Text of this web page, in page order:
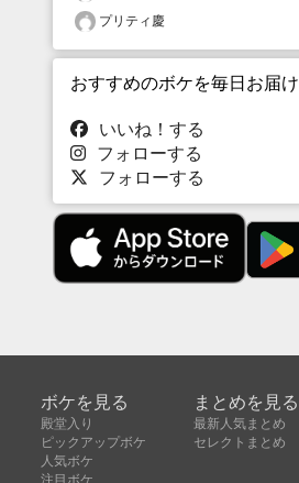
プリティ慶
おすすめのボケを毎日お届け
いいね！する
フォローする
フォローする
ボケを見る
殿堂入り
ピックアップボケ
人気ボケ
注目ボケ
まとめを見る
最新人気まとめ
セレクトまとめ